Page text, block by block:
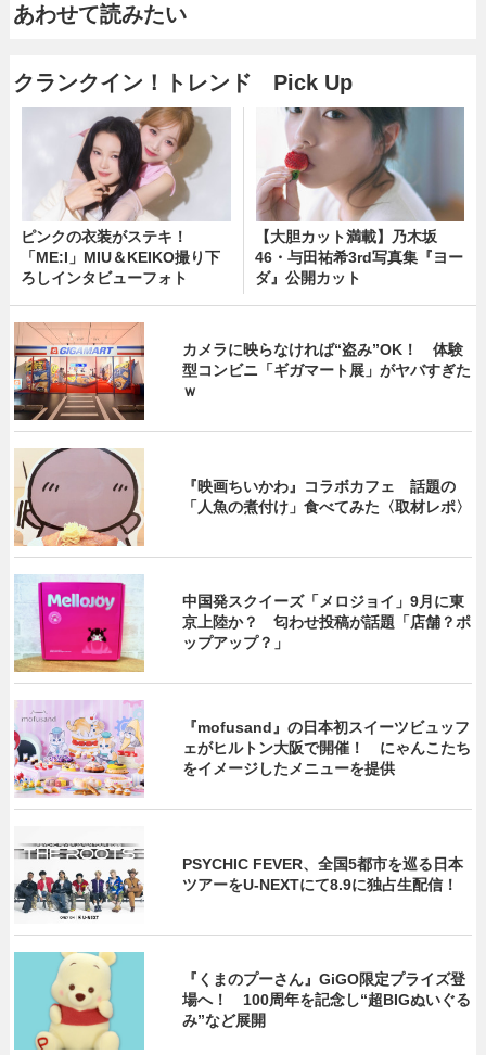
あわせて読みたい
クランクイン！トレンド Pick Up
ピンクの衣装がステキ！
「ME:I」MIU＆KEIKO撮り下
ろしインタビューフォト
【大胆カット満載】乃木坂
46・与田祐希3rd写真集『ヨー
ダ』公開カット
カメラに映らなければ“盗み”OK！ 体験
型コンビニ「ギガマート展」がヤバすぎた
ｗ
『映画ちいかわ』コラボカフェ 話題の
「人魚の煮付け」食べてみた〈取材レポ〉
中国発スクイーズ「メロジョイ」9月に東
京上陸か？ 匂わせ投稿が話題「店舗？ポ
ップアップ？」
『mofusand』の日本初スイーツビュッフ
ェがヒルトン大阪で開催！ にゃんこたち
をイメージしたメニューを提供
PSYCHIC FEVER、全国5都市を巡る日本
ツアーをU‐NEXTにて8.9に独占生配信！
『くまのプーさん』GiGO限定プライズ登
場へ！ 100周年を記念し“超BIGぬいぐる
み”など展開